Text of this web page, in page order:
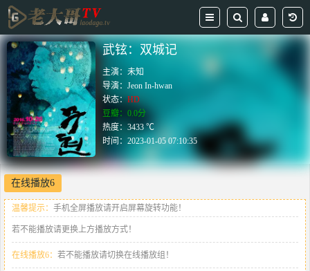
武铉：双城记
主演：未知
导演：Jeon In-hwan
状态：HD
豆瓣：0.0分
热度：3433 ℃
时间：2023-01-05 07:10:35
在线播放6
温馨提示： 手机全屏播放请开启屏幕旋转功能！
若不能播放请更换上方播放方式！
在线播放6： 若不能播放请切换在线播放组！